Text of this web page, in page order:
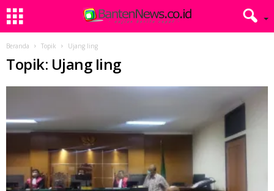
Beranda Topik Ujang Iing
Topik: Ujang Iing